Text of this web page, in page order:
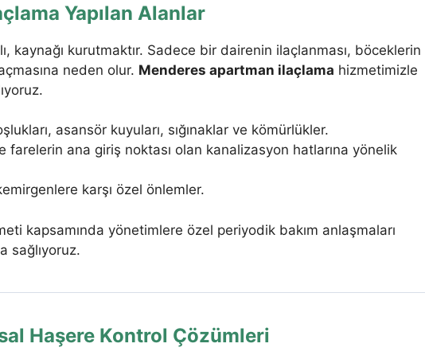
Yapılan Alanlar
kaynağı kurutmaktır. Sadece bir dairenin ilaçlanması, böceklerin
neden olur. Menderes apartman ilaçlama hizmetimizle
asansör kuyuları, sığınaklar ve kömürlükler.
farelerin ana giriş noktası olan kanalizasyon hatlarına yönelik
karşı özel önlemler.
kapsamında yönetimlere özel periyodik bakım anlaşmaları
sağlıyoruz.
Haşere Kontrol Çözümleri